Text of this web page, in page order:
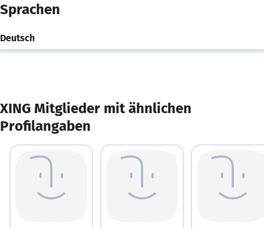
Sprachen
Deutsch
XING Mitglieder mit ähnlichen
Profilangaben